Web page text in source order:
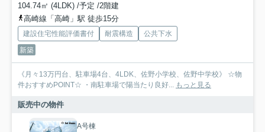
104.74㎡ (4LDK) /予定 /2階建
高崎線「高崎」駅 徒歩15分
建設住宅性能評価書付 耐震構造
公共下水
新築
《月々13万円台、駐車場4台、4LDK、佐野小学校、佐野中学校》 ☆物
件おすすめPOINT☆ ・南駐車場で陽当たり良好... もっと見る
販売中の物件
A号棟